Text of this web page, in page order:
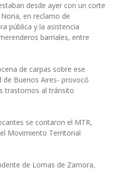
desde ayer con un corte
en reclamo de
pública y la asistencia
barriales, entre
de carpas sobre ese
de Buenos Aires- provocó
trastornos al tránsito
se contaron el MTR,
Movimiento Territorial
de Lomas de Zamora,